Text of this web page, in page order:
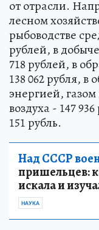
от отрасли.
лесном
рыбоводстве
рублей, в
718 рублей, в
138 062 рубля, в
энергией,
воздуха - 147
151 рубль.
Над СССР
пришельцев:
искала и
НАУКА